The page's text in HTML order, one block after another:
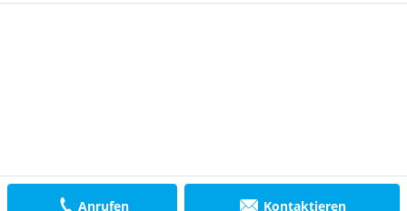
Anrufen Kontaktieren